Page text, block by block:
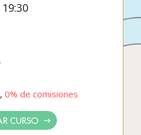
0% de comisiones
CURSO